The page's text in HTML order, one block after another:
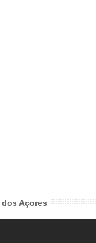
Açores